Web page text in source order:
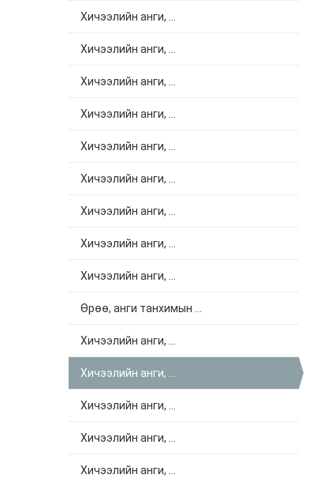
Хичээлийн анги, ...
Хичээлийн анги, ...
Хичээлийн анги, ...
Хичээлийн анги, ...
Хичээлийн анги, ...
Хичээлийн анги, ...
Хичээлийн анги, ...
Хичээлийн анги, ...
Хичээлийн анги, ...
Өрөө, анги танхимын ...
Хичээлийн анги, ...
Хичээлийн анги, ...
Хичээлийн анги, ...
Хичээлийн анги, ...
Хичээлийн анги, ...